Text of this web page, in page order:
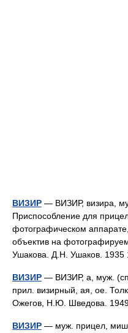
ВИЗИР — ВИЗИР, визира,
Приспособление для
фотографическом
объектив на
Ушакова. Д.Н. Ушаков.
ВИЗИР — ВИЗИР, а, муж.
прил. визирный, ая, ое.
Ожегов, Н.Ю. Шведова.
ВИЗИР — муж. прицел,